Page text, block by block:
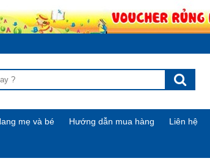
mẹ và bé Hướng dẫn mua hàng Liên hệ